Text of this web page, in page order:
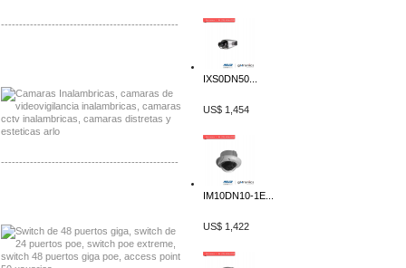
-------------------------------------------------
-------------------------------------------------
IXS0DN50...
US$ 1,454
IM10DN10-1E...
US$ 1,422